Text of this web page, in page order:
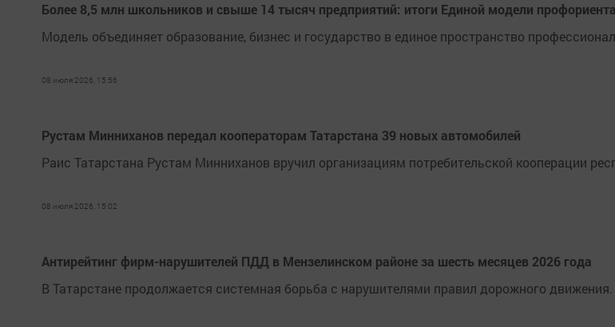
Более 8,5 млн школьников и свыше 14 тысяч предприятий: итоги Единой модели
Модель объединяет образование, бизнес и государство в единое пространство
08 июля 2026, 15:56
Рустам Минниханов передал кооператорам Татарстана 39 новых автомобилей
Раис Татарстана Рустам Минниханов вручил организациям потребительской кооперации
08 июля 2026, 15:02
Антирейтинг фирм-нарушителей ПДД в Мензелинском районе за шесть месяцев 2026 года
В Татарстане продолжается системная борьба с нарушителями правил дорожного движения.